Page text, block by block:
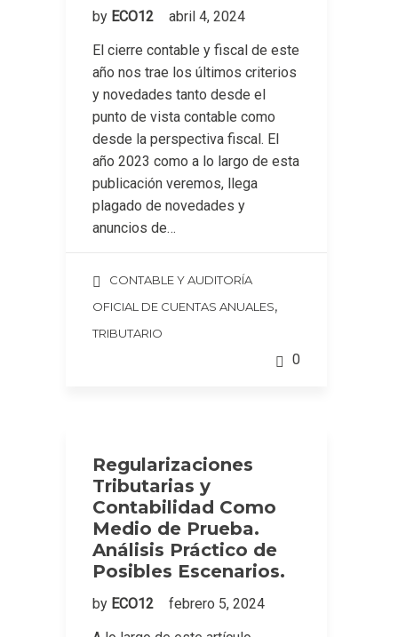
by ECO12
abril 4, 2024
El cierre contable y fiscal de este
año nos trae los últimos criterios
y novedades tanto desde el
punto de vista contable como
desde la perspectiva fiscal. El
año 2023 como a lo largo de esta
publicación veremos, llega
plagado de novedades y
anuncios de…
CONTABLE Y AUDITORÍA
OFICIAL DE CUENTAS ANUALES,
TRIBUTARIO
0
Regularizaciones
Tributarias y
Contabilidad Como
Medio de Prueba.
Análisis Práctico de
Posibles Escenarios.
by ECO12
febrero 5, 2024